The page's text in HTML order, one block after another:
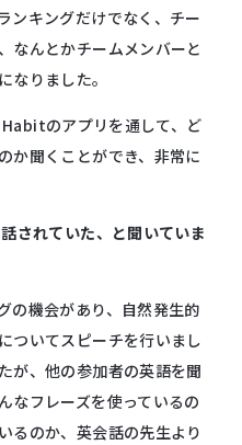
ンキングだけでなく、チー
なんとかチームメンバーと
なりました。
のアプリを通して、ど
か聞くことができ、非常に
されていた、と聞いていま
の機会があり、自然発生的
ついてスピーチを行いまし
が、他の参加者の英語を聞
なフレーズを使っているの
るのか、英会話の先生より